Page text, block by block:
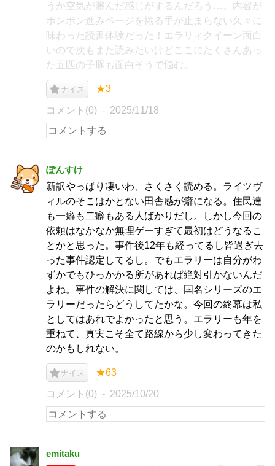
うか空気が澱んだ感じがするんだろう…。内容が
ポンポン進みページを捲る手が止まらない久々に
味わった読書体験だった！エラリィクイーン面白
いので次もまた読みたいけどここにたくさんあっ
た五匹の子豚も面白そうで悩む。
ナイス ★3
コメント(0) 2025/11/18
ぽんすけ
新訳やっぱり凄いわ、さくさく読める。ライツヴ
ィルのそこはかとない田舎感が癖になる。住民達
も一癖も二癖もある人ばかりだし。しかし今回の
依頼はなかなか無理ゲーすぎて最初はどうなるこ
とかと思った。事件後12年も経ってるし皆過ぎ去
った事件認定してるし。でもエラリーは自分がわ
ずかでもひっかかる所があれば絶対引かないんだ
よね。事件の解決に関しては、国名シリーズのエ
ラリーだったらどうしてたかな。今回の終幕は私
としてはあれでよかったと思う。エラリーも年を
重ねて、真実こそ全て路線から少し変わってきた
のかもしれない。
ナイス ★63
コメント(0) 2025/10/20
emitaku